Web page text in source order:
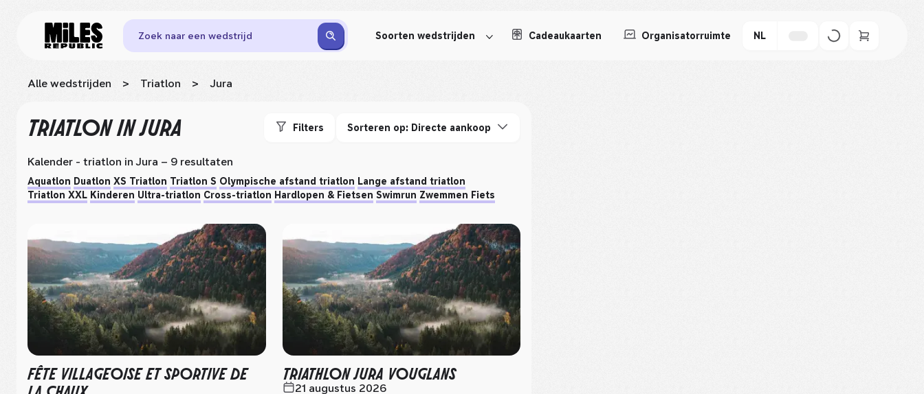
Zoek naar een wedstrijd Soorten wedstrijden Cadeaukaarten Organisatorruimte NL
Alle wedstrijden > Triatlon > Jura
TRIATLONIN JURA Filters Sorteren op: Directe aankoop
Kalender - triatlon in Jura – 9 resultaten
Aquatlon Duatlon XS Triatlon Triatlon S Olympische afstand triatlon Lange afstand triatlon
Triatlon XXL Kinderen Ultra-triatlon Cross-triatlon Hardlopen & Fietsen Swimrun Zwemmen Fiets
FÊTE VILLAGEOISE ET SPORTIVE DE
TRIATHLON JURA VOUGLANS
21 augustus 2026